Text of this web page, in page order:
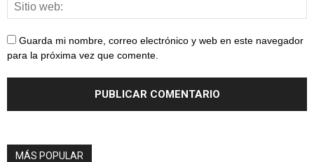
Guarda mi nombre, correo electrónico y web en este navegador
para la próxima vez que comente.
MÁS POPULAR